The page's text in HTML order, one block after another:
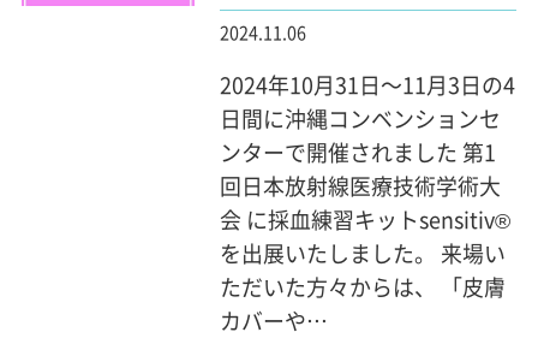
2024.11.06
2024年10月31日～11月3日の4
日間に沖縄コンベンションセ
ンターで開催されました 第1
回日本放射線医療技術学術大
会 に採血練習キットsensitiv®
を出展いたしました。 来場い
ただいた方々からは、 「皮膚
カバーや…